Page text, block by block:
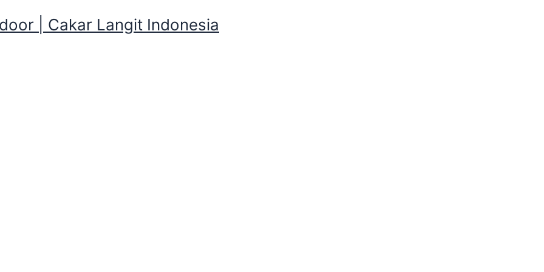
| Cakar Langit Indonesia
Camping Murah dan Stok Banyak